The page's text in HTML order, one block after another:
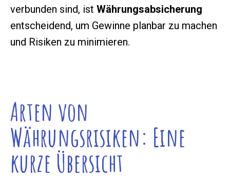
verbunden sind, ist Währungsabsicherung
entscheidend, um Gewinne planbar zu machen
und Risiken zu minimieren.
Arten von
Währungsrisiken: Eine
kurze Übersicht